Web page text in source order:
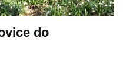
do